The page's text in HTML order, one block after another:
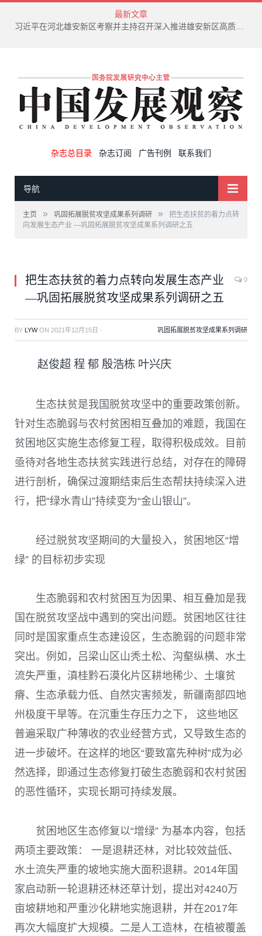
最新文章
习近平在河北雄安新区考察并主持召开深入推进雄安新区高质量建设和发展座谈会
杂志总目录 杂志订阅 广告刊例 联系我们
导航
主页 » 巩固拓展脱贫攻坚成果系列调研 »
把生态扶贫的着力点转
向发展生态产业 —巩固拓展脱贫攻坚成果系列调研之五
把生态扶贫的着力点转向发展生态产业
—巩固拓展脱贫攻坚成果系列调研之五
0
BY LYWON 2021年12月15日 · 巩固拓展脱贫攻坚成果系列调研
赵俊超 程 郁 殷浩栋 叶兴庆
生态扶贫是我国脱贫攻坚中的重要政策创新。
针对生态脆弱与农村贫困相互叠加的难题，我国在
贫困地区实施生态修复工程，取得积极成效。目前
亟待对各地生态扶贫实践进行总结，对存在的障碍
进行剖析，确保过渡期结束后生态帮扶持续深入进
行，把“绿水青山”持续变为“金山银山”。
经过脱贫攻坚期间的大量投入，贫困地区“增
绿” 的目标初步实现
生态脆弱和农村贫困互为因果、相互叠加是我
国在脱贫攻坚战中遇到的突出问题。贫困地区往往
同时是国家重点生态建设区，生态脆弱的问题非常
突出。例如，吕梁山区山秃土松、沟壑纵横、水土
流失严重，滇桂黔石漠化片区耕地稀少、土壤贫
瘠、生态承载力低、自然灾害频发，新疆南部四地
州极度干旱等。在沉重生存压力之下， 这些地区
普遍采取广种薄收的农业经营方式，又导致生态的
进一步破坏。在这样的地区“要致富先种树”成为必
然选择，即通过生态修复打破生态脆弱和农村贫困
的恶性循环，实现长期可持续发展。
贫困地区生态修复以“增绿” 为基本内容，包括
两项主要政策： 一是退耕还林，对比较效益低、
水土流失严重的坡地实施大面积退耕。 2014年国
家启动新一轮退耕还林还草计划，提出对4240万
亩坡耕地和严重沙化耕地实施退耕，并在2017年
再次大幅度扩大规模。二是人工造林，在植被覆盖